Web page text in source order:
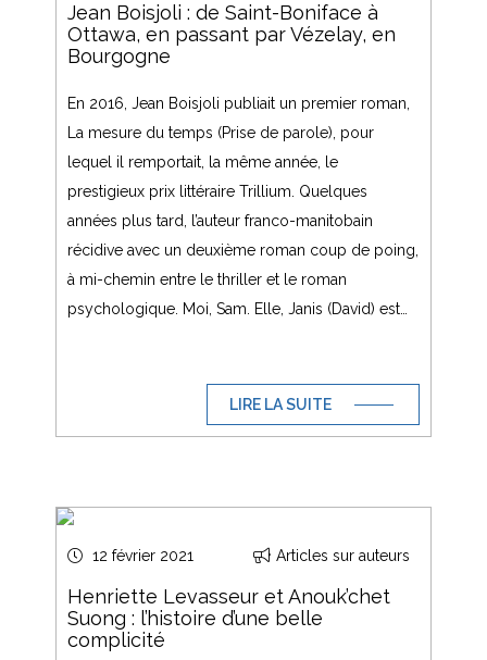
Jean Boisjoli : de Saint-Boniface à
Ottawa, en passant par Vézelay, en
Bourgogne
En 2016, Jean Boisjoli publiait un premier roman,
La mesure du temps (Prise de parole), pour
lequel il remportait, la même année, le
prestigieux prix littéraire Trillium. Quelques
années plus tard, l’auteur franco-manitobain
récidive avec un deuxième roman coup de poing,
à mi-chemin entre le thriller et le roman
psychologique. Moi, Sam. Elle, Janis (David) est…
LIRE LA SUITE
12 février 2021 Articles sur auteurs
Henriette Levasseur et Anouk’chet
Suong : l’histoire d’une belle
complicité